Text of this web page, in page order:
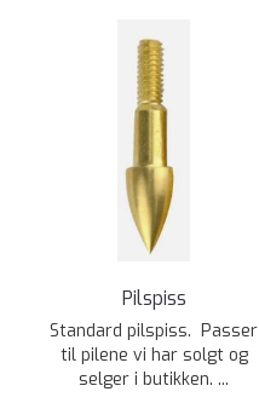
Pilspiss
Standard pilspiss. Passer
til pilene vi har solgt og
selger i butikken. ...